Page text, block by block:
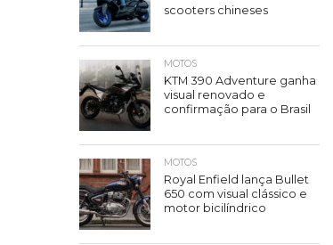
scooters chineses
MOTOS
KTM 390 Adventure ganha
visual renovado e
confirmação para o Brasil
MOTOS
Royal Enfield lança Bullet
650 com visual clássico e
motor bicilíndrico